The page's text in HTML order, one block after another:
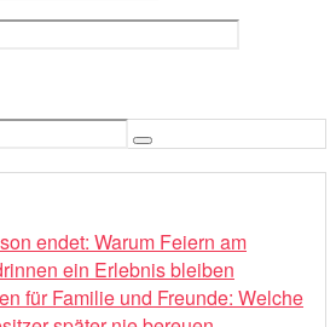
endet: Warum Feiern am
ein Erlebnis bleiben
für Familie und Freunde: Welche